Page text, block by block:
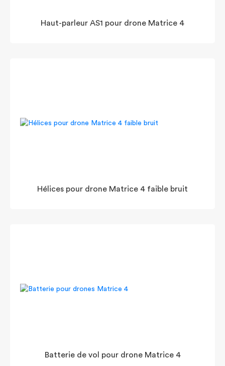
Haut-parleur AS1 pour drone Matrice 4
Hélices pour drone Matrice 4 faible bruit
Batterie de vol pour drone Matrice 4